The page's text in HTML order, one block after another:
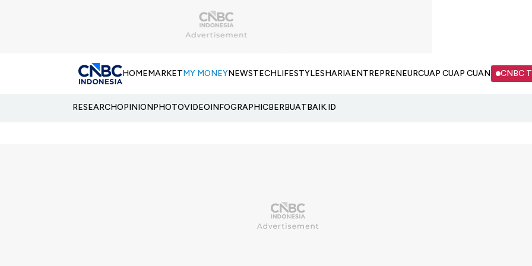
HOMEMARKETMY MONEYNEWSTECHLIFESTYLESHARIAENTREPRENEURCUAP CUAP CUAN CNBC
RESEARCHOPINIONPHOTOVIDEOINFOGRAPHICBERBUATBAIK.ID